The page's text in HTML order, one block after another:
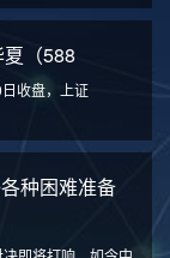
（588
收盘，上证
种困难准备